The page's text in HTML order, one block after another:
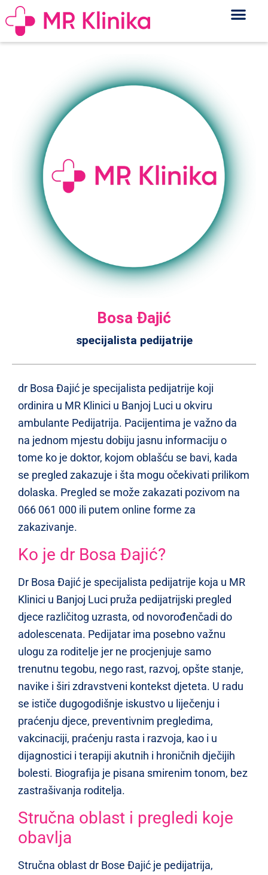
Bosa Đajić
specijalista pedijatrije
dr Bosa Đajić je specijalista pedijatrije koji
ordinira u MR Klinici u Banjoj Luci u okviru
ambulante Pedijatrija. Pacijentima je važno da
na jednom mjestu dobiju jasnu informaciju o
tome ko je doktor, kojom oblašću se bavi, kada
se pregled zakazuje i šta mogu očekivati prilikom
dolaska. Pregled se može zakazati pozivom na
066 061 000 ili putem online forme za
zakazivanje.
Ko je dr Bosa Đajić?
Dr Bosa Đajić je specijalista pedijatrije koja u MR
Klinici u Banjoj Luci pruža pedijatrijski pregled
djece različitog uzrasta, od novorođenčadi do
adolescenata. Pedijatar ima posebno važnu
ulogu za roditelje jer ne procjenjuje samo
trenutnu tegobu, nego rast, razvoj, opšte stanje,
navike i širi zdravstveni kontekst djeteta. U radu
se ističe dugogodišnje iskustvo u liječenju i
praćenju djece, preventivnim pregledima,
vakcinaciji, praćenju rasta i razvoja, kao i u
dijagnostici i terapiji akutnih i hroničnih dječijih
bolesti. Biografija je pisana smirenim tonom, bez
zastrašivanja roditelja.
Stručna oblast i pregledi koje
obavlja
Stručna oblast dr Bose Đajić je pedijatrija,